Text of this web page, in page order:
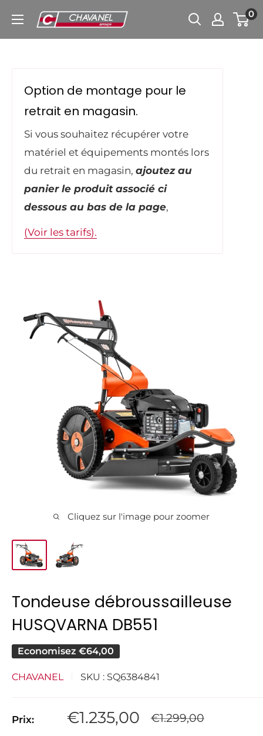
Chavanel.fr 0
Option de montage pour le
retrait en magasin.
Si vous souhaitez récupérer votre
matériel et équipements montés lors
du retrait en magasin, ajoutez au
panier le produit associé ci
dessous au bas de la page,
(Voir les tarifs).
Cliquez sur l'image pour zoomer
Tondeuse débroussailleuse
HUSQVARNA DB551
Economisez €64,00
CHAVANEL SKU : SQ6384841
Prix:
Prix
€1.235,00
Prix
normal
€1.299,00